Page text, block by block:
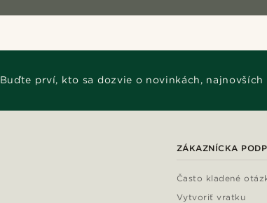
Buďte prví, kto sa dozvie o novinkách,
ZÁKAZNÍCKA
Často kladené
Vytvoriť vratku